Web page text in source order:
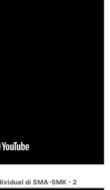
di SMA-SMK - 2